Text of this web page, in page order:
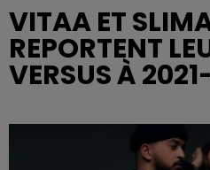
VITAA ET
REPORTENT
VERSUS À